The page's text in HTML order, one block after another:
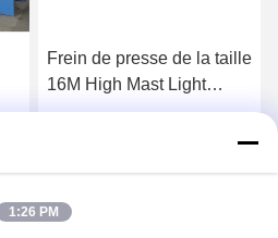
Frein de presse de la taille
16M High Mast Light
Polonais de Q235A
Obtenez le meilleur prix
1:26 PM